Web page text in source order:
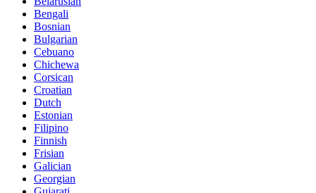
Bengali
Bosnian
Bulgarian
Cebuano
Chichewa
Corsican
Croatian
Dutch
Estonian
Filipino
Finnish
Frisian
Galician
Georgian